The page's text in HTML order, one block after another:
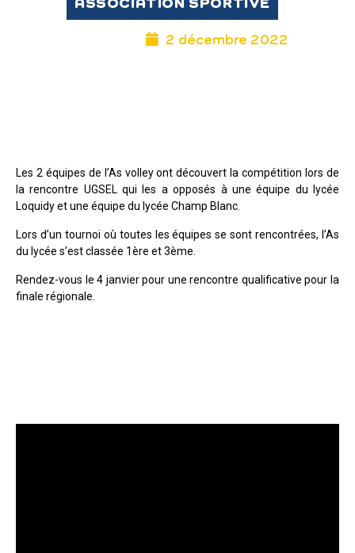
ASSOCIATION SPORTIVE
2 décembre 2022
Les 2 équipes de l’As volley ont découvert la compétition lors de
la rencontre UGSEL qui les a opposés à une équipe du lycée
Loquidy et une équipe du lycée Champ Blanc.
Lors d’un tournoi où toutes les équipes se sont rencontrées, l’As
du lycée s’est classée 1ère et 3ème.
Rendez-vous le 4 janvier pour une rencontre qualificative pour la
finale régionale.